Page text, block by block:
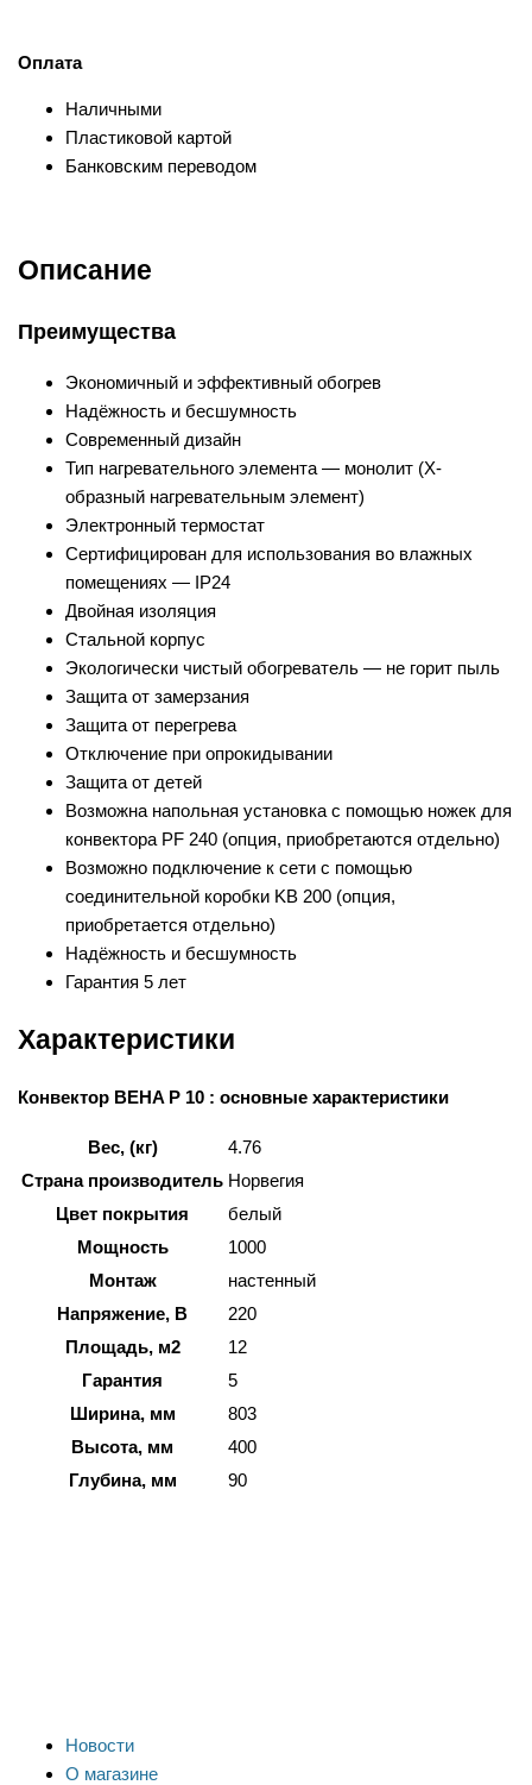
Оплата
Наличными
Пластиковой картой
Банковским переводом
Описание
Преимущества
Экономичный и эффективный обогрев
Надёжность и бесшумность
Современный дизайн
Тип нагревательного элемента — монолит (X-
образный нагревательным элемент)
Электронный термостат
Сертифицирован для использования во влажных
помещениях — IP24
Двойная изоляция
Стальной корпус
Экологически чистый обогреватель — не горит пыль
Защита от замерзания
Защита от перегрева
Отключение при опрокидывании
Защита от детей
Возможна напольная установка с помощью ножек для
конвектора PF 240 (опция, приобретаются отдельно)
Возможно подключение к сети с помощью
соединительной коробки KB 200 (опция,
приобретается отдельно)
Надёжность и бесшумность
Гарантия 5 лет
Характеристики
Конвектор BEHA P 10 : основные характеристики
Вес, (кг)
4.76
Страна производитель Норвегия
Цвет покрытия
белый
Мощность
1000
Монтаж
настенный
Напряжение, В
220
Площадь, м2
12
Гарантия
5
Ширина, мм
803
Высота, мм
400
Глубина, мм
90
Новости
О магазине